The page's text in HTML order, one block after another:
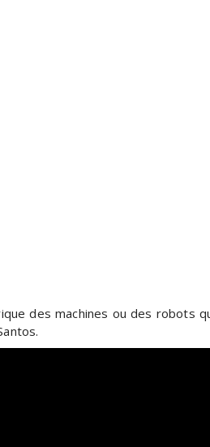
des machines ou des robots